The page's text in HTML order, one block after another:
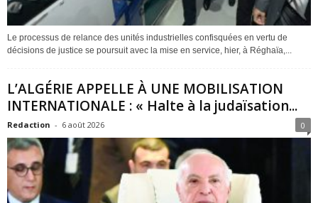
Le processus de relance des unités industrielles confisquées en vertu de
décisions de justice se poursuit avec la mise en service, hier, à Réghaïa,...
L’ALGÉRIE APPELLE À UNE MOBILISATION
INTERNATIONALE : « Halte à la judaïsation...
Redaction - 6 août 2026 0